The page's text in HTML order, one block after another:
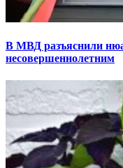
В МВД разъяснили
несовершеннолетним